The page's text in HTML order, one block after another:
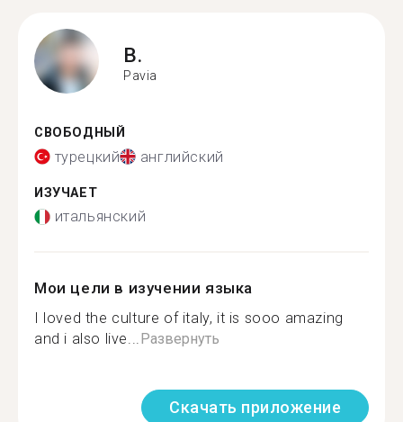
B.
Pavia
СВОБОДНЫЙ
турецкий английский
ИЗУЧАЕТ
итальянский
Мои цели в изучении языка
I loved the culture of italy, it is sooo amazing
and i also live...Развернуть
Скачать приложение